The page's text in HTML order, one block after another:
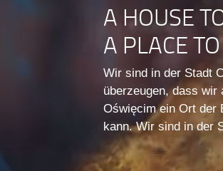
A HOUSE
A PLACE
Wir sind in der Stadt
überzeugen, dass wir
Oświęcim ein Ort der
kann. Wir sind in der